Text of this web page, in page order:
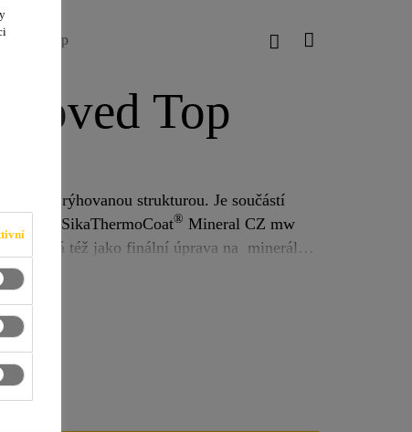
Top
Top
s rýhovanou strukturou. Je součástí
eps a SikaThermoCoat® Mineral CZ mw